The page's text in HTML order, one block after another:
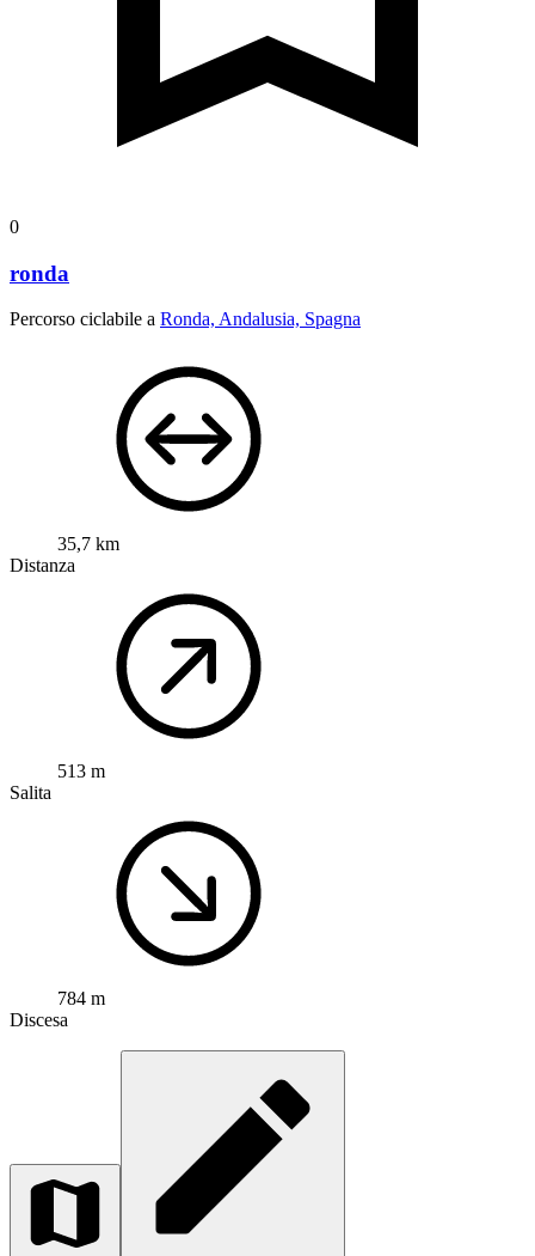
0
ronda
Percorso ciclabile a Ronda, Andalusia, Spagna
35,7 km
Distanza
513 m
Salita
784 m
Discesa